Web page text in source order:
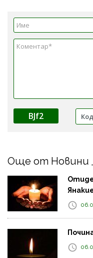
BJf2
Още от Новини